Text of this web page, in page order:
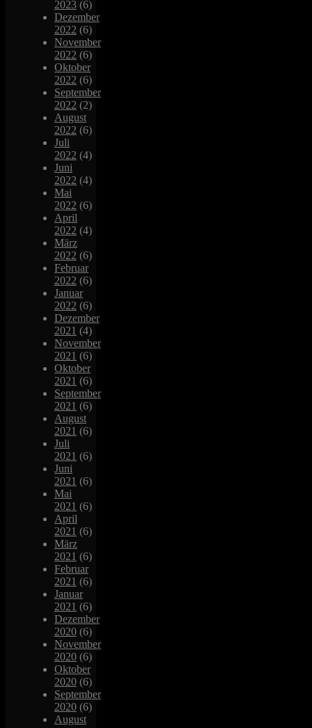
2023 (6)
Dezember
2022 (6)
November
2022 (6)
Oktober
2022 (6)
September
2022 (2)
August
2022 (6)
Juli
2022 (4)
Juni
2022 (4)
Mai
2022 (6)
April
2022 (4)
März
2022 (6)
Februar
2022 (6)
Januar
2022 (6)
Dezember
2021 (4)
November
2021 (6)
Oktober
2021 (6)
September
2021 (6)
August
2021 (6)
Juli
2021 (6)
Juni
2021 (6)
Mai
2021 (6)
April
2021 (6)
März
2021 (6)
Februar
2021 (6)
Januar
2021 (6)
Dezember
2020 (6)
November
2020 (6)
Oktober
2020 (6)
September
2020 (6)
August